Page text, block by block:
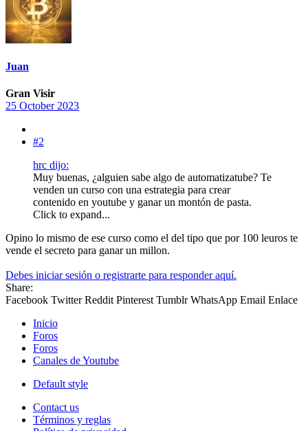
Juan
Gran Visir
25 October 2023
#2
hrc dijo:
Muy buenas, ¿alguien sabe algo de automatizatube? Te
venden un curso con una estrategia para crear
contenido en youtube y ganar un montón de pasta.
Click to expand...
Opino lo mismo de ese curso como el del tipo que por 100 leuros te
vende el secreto para ganar un millon.
Debes iniciar sesión o registrarte para responder aquí.
Share:
Facebook Twitter Reddit Pinterest Tumblr WhatsApp Email Enlace
Inicio
Foros
Foros
Canales de Youtube
Default style
Contact us
Términos y reglas